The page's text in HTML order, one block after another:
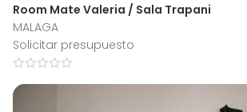
Room Mate Valeria / Sala Trapani
MALAGA
Solicitar presupuesto